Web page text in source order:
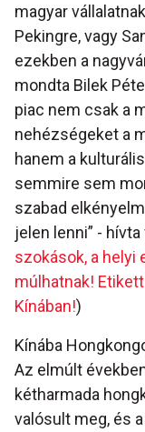
magyar
Pekingre, vagy
ezekben a
mondta Bilek
piac nem csak a
nehézségeket a
hanem a
semmire sem
szabad
jelen lenni” -
szokások, a
múlhatnak!
Kínában!)
Kínába
Az elmúlt
kétharmada
valósult meg, és